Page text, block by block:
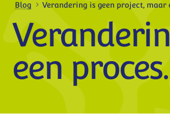
Blog Verandering is geen project, maar
een proces.